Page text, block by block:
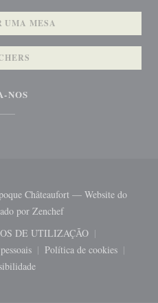
UMA MESA
NOS
Châteaufort — Website do
por Zenchef((abre numa nova
janela))
DE UTILIZAÇÃO
((abre numa nova janela))
nova janela))
Política de cookies
((abre numa
((abre numa nova janela))